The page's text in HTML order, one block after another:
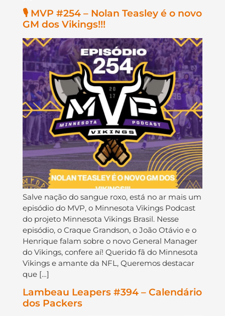
🎙️ MVP #254 – Nolan Teasley é o novo
GM dos Vikings!!!
Salve nação do sangue roxo, está no ar mais um
episódio do MVP, o Minnesota Vikings Podcast
do projeto Minnesota Vikings Brasil. Nesse
episódio, o Craque Grandson, o João Otávio e o
Henrique falam sobre o novo General Manager
do Vikings, confere aí! Querido fã do Minnesota
Vikings e amante da NFL, Queremos destacar
que […]
Lambeau Leapers #394 – Calendário
dos Packers